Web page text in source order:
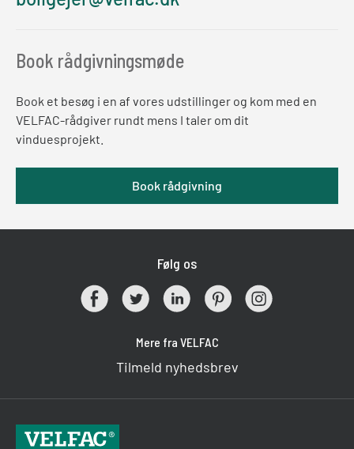
Book rådgivningsmøde
Book et besøg i en af vores udstillinger og kom med en
VELFAC-rådgiver rundt mens I taler om dit
vinduesprojekt.
Book rådgivning
Følg os
Mere fra VELFAC
Tilmeld nyhedsbrev